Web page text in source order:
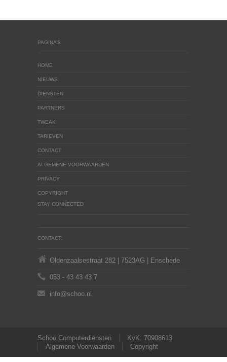
PAGINA’S
HOME
NIEUWS
DIENSTEN
PARTNERS
TWEAK
TARIEVEN
CONTACT
ALGEMENE VOORWAARDEN
PRIVACY
COPYRIGHT
STAY CONNECTED
CONTACT:
Oldenzaalsestraat 282 | 7523AG | Enschede
053 - 43 43 43 7
info@schoo.nl
Schoo Computerdiensten
KvK: 70908613
Algemene Voorwaarden
Copyright